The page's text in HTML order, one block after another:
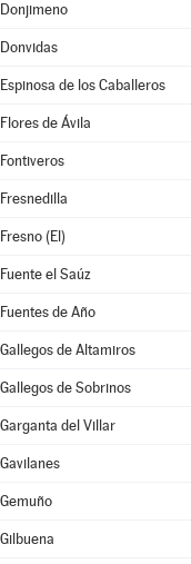
Donjimeno
Donvidas
Espinosa de los Caballeros
Flores de Ávila
Fontiveros
Fresnedilla
Fresno (El)
Fuente el Saúz
Fuentes de Año
Gallegos de Altamiros
Gallegos de Sobrinos
Garganta del Villar
Gavilanes
Gemuño
Gilbuena